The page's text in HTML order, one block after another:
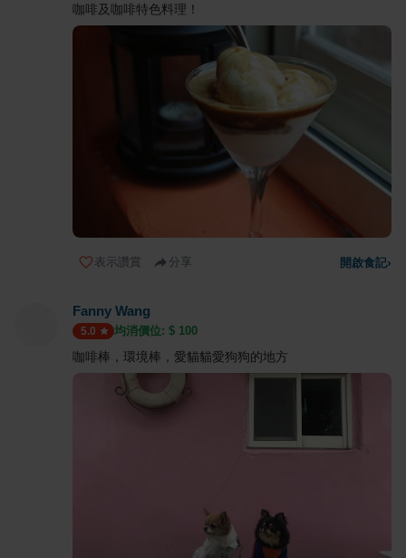
咖啡及咖啡特色料理！
表示讚賞 分享 開啟食記›
Fanny Wang
5.0 均消價位: $ 100
咖啡棒，環境棒，愛貓貓愛狗狗的地方